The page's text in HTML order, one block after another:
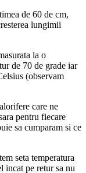
de 60 de cm,
lungimii
la o
de 70 de grade iar
(observam
care ne
pentru fiecare
sa cumparam si ce
seta temperatura
incat pe retur sa nu